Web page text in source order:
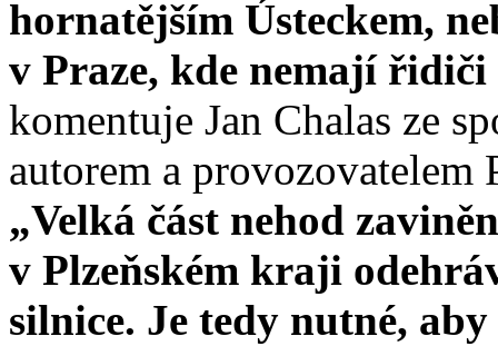
hornatějším Ústeckem,
v Praze, kde nemají
komentuje Jan Chalas ze
autorem a
„Velká část nehod
v Plzeňském kraji
silnice. Je tedy nutné,